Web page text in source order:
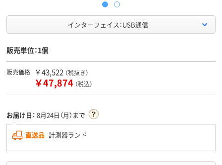
インターフェイス：USB通信
販売単位：1個
販売価格 ￥43,522 （税抜き）
￥47,874 （税込）
お届け日： 8月24日（月）まで
直送品 計測器ランド